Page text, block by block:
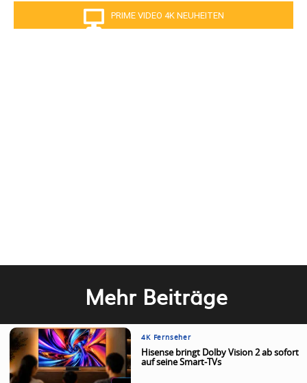
PRIME VIDEO 4K NEUHEITEN
Mehr Beiträge
4K Fernseher
Hisense bringt Dolby Vision 2 ab sofort
auf seine Smart-TVs